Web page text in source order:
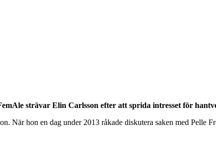
strävar Elin Carlsson efter att sprida intresset för
När hon en dag under 2013 råkade diskutera saken med Pelle